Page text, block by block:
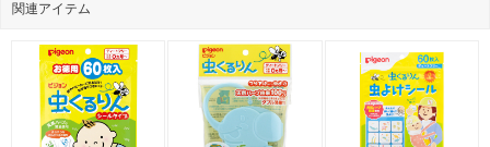
関連アイテム